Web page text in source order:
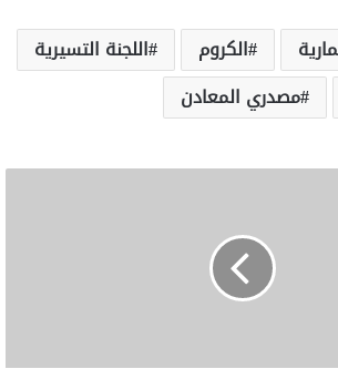
الكروم
اللجنة التسيرية
مصدري المعادن